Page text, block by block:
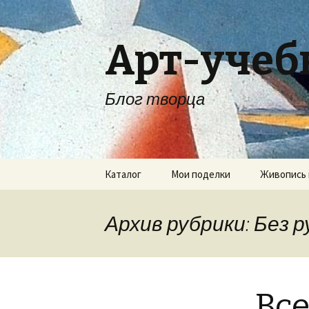
Арт-
Блог творца
Перейти
Каталог Мои поделки Живопись
Архив рубрики: Без